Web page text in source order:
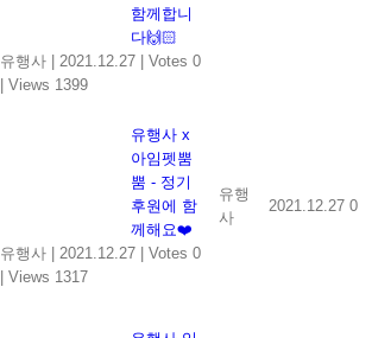
함께합니
다🙌🏻
유행사
2021.12.27
Votes 0
Views 1399
유행사 x
아임펫뿜
뿜 - 정기
후원에 함
께해요❤️
유행사
2021.12.27
Votes 0
Views 1317
유행
사
2021.12.27 0